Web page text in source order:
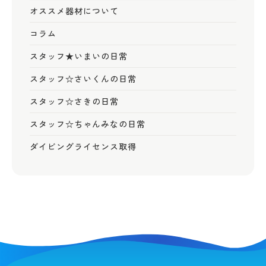
オススメ器材について
コラム
スタッフ★いまいの日常
スタッフ☆さいくんの日常
スタッフ☆さきの日常
スタッフ☆ちゃんみなの日常
ダイビングライセンス取得